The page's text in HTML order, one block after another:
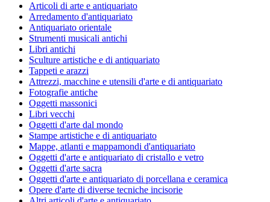
Articoli di arte e antiquariato
Arredamento d'antiquariato
Antiquariato orientale
Strumenti musicali antichi
Libri antichi
Sculture artistiche e di antiquariato
Tappeti e arazzi
Attrezzi, macchine e utensili d'arte e di antiquariato
Fotografie antiche
Oggetti massonici
Libri vecchi
Oggetti d'arte dal mondo
Stampe artistiche e di antiquariato
Mappe, atlanti e mappamondi d'antiquariato
Oggetti d'arte e antiquariato di cristallo e vetro
Oggetti d'arte sacra
Oggetti d'arte e antiquariato di porcellana e ceramica
Opere d'arte di diverse tecniche incisorie